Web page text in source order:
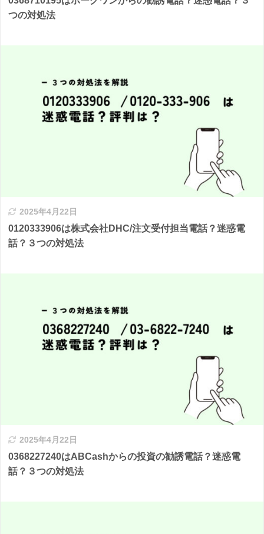
つの対処法
2025年4月22日
0120333906は株式会社DHC/注文受付担当電話？迷惑電
話？３つの対処法
2025年4月22日
0368227240はABCashからの投資の勧誘電話？迷惑電
話？３つの対処法